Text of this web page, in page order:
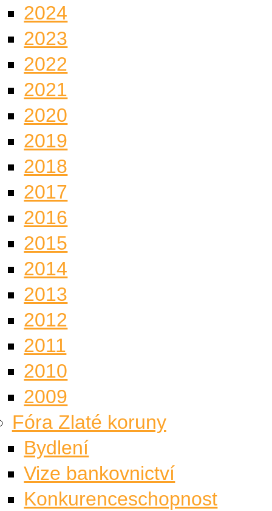
2024
2023
2022
2021
2020
2019
2018
2017
2016
2015
2014
2013
2012
2011
2010
2009
Fóra Zlaté koruny
Bydlení
Vize bankovnictví
Konkurenceschopnost